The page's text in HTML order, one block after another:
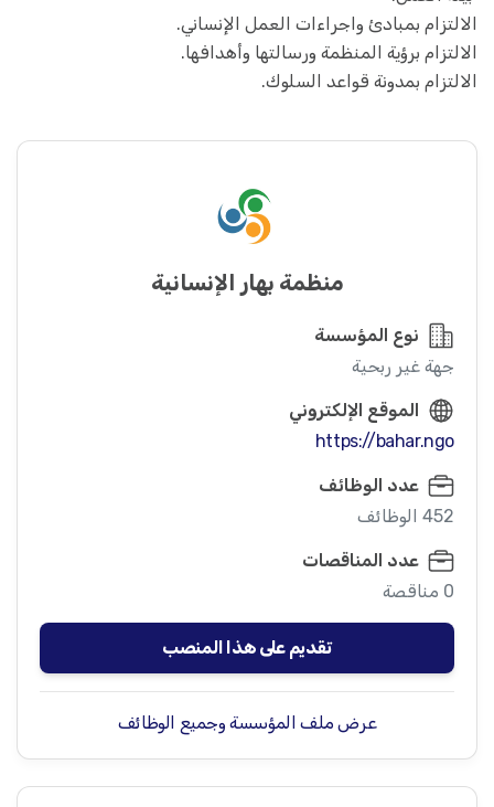
الالتزام بمبادئ واجراءات العمل الإنساني.
الالتزام برؤية المنظمة ورسالتها وأهدافها.
الالتزام بمدونة قواعد السلوك.
منظمة بهار الإنسانية
نوع المؤسسة
جهة غير ربحية
الموقع الإلكتروني
https://bahar.ngo
عدد الوظائف
452 الوظائف
عدد المناقصات
0 مناقصة
تقديم على هذا المنصب
عرض ملف المؤسسة وجميع الوظائف